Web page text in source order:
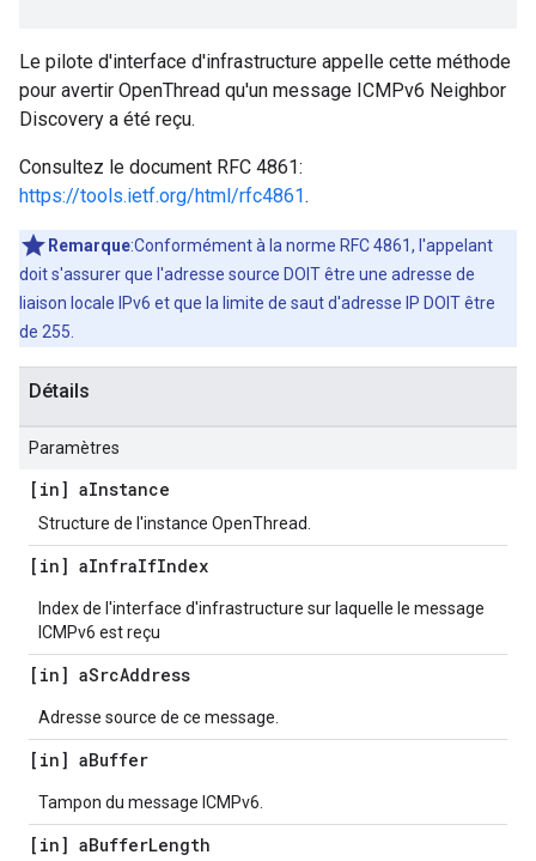
Le pilote d'interface d'infrastructure appelle cette méthode
pour avertir OpenThread qu'un message ICMPv6 Neighbor
Discovery a été reçu.
Consultez le document RFC 4861:
https://tools.ietf.org/html/rfc4861.
Remarque:Conformément à la norme RFC 4861, l'appelant
doit s'assurer que l'adresse source DOIT être une adresse de
liaison locale IPv6 et que la limite de saut d'adresse IP DOIT être
de 255.
Détails
Paramètres
[in] aInstance
Structure de l'instance OpenThread.
[in] aInfraIfIndex
Index de l'interface d'infrastructure sur laquelle le message
ICMPv6 est reçu
[in] aSrcAddress
Adresse source de ce message.
[in] aBuffer
Tampon du message ICMPv6.
[in] aBufferLength